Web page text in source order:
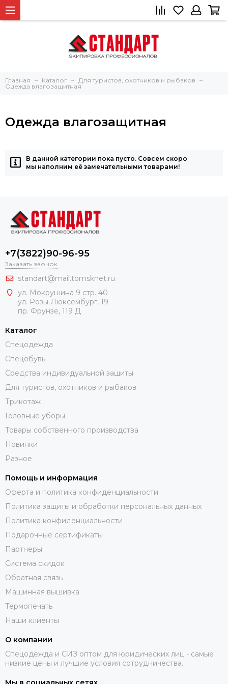
Главная Каталог
Для туристов, охотников и рыбаков
Одежда влагозащитная
Одежда влагозащитная
В данной категории пока пусто. Совсем скоро
мы наполним её замечательными товарами!
+7(3822)90-96-95
Заказать звонок
standart@mail.tomsknet.ru
ул. Мокрушина 9 стр. 40
ул. Розы Люксембург, 19
пр. Фрунзе, 119 Д
Каталог
Спецодежда
Спецобувь
Средства индивидуальной защиты
Для туристов, охотников и рыбаков
Трикотаж
Головные уборы
Товары собственного производства
Новинки
Разное
Помощь и информация
Оферта и политика конфиденциальности
Политика защиты и обработки персональных данных
Политика конфиденциальности
Подарочные сертификаты
Партнеры
Система скидок
Обратная связь
Машинная вышивка
Термопечать
Наши клиенты
О компании
Спецодежда и СИЗ оптом для юридических лиц - самые
низкие цены и лучшие условия сотрудничества.